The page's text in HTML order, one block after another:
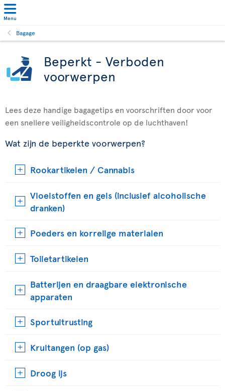
Menu
Bagage
Beperkt - Verboden
voorwerpen
Lees deze handige bagagetips en voorschriften door voor
een snellere veiligheidscontrole op de luchthaven!
Wat zijn de beperkte voorwerpen?
Rookartikelen / Cannabis
Vloeistoffen en gels (inclusief alcoholische
dranken)
Poeders en korrelige materialen
Toiletartikelen
Batterijen en draagbare elektronische
apparaten
Sportuitrusting
Krultangen (op gas)
Droog ijs